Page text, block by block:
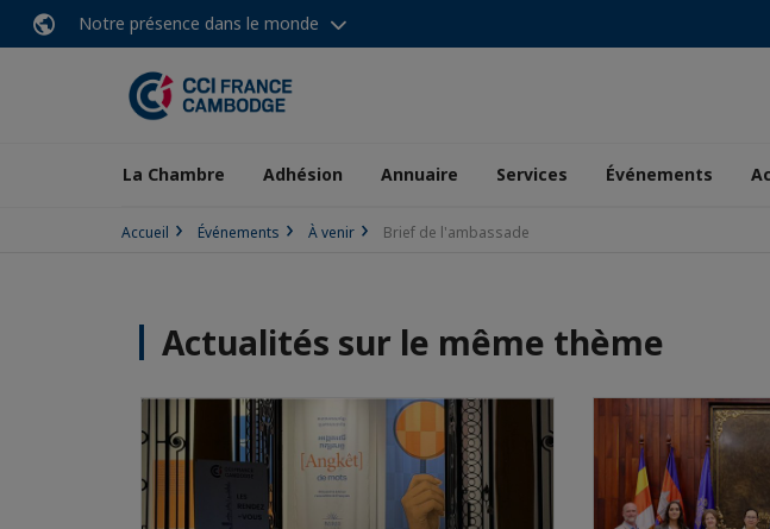
Notre présence dans le monde
La Chambre Adhésion Annuaire Services Événements
Accueil Événements À venir Brief de l'ambassade
Actualités sur le même thème